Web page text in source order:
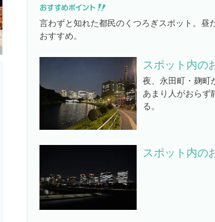
言わずと知れた都民のくつろぎスポット。昼
おすすめ。
スポット内の
夜、永田町・麹町
あまり人がおらず
る。
スポット内の